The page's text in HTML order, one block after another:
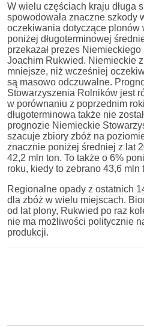
W wielu częściach kraju długa
spowodowała znaczne szkody
oczekiwania dotyczące plonów
poniżej długoterminowej
przekazał prezes
Joachim Rukwied. Niemieckie
mniejsze, niż wcześniej
są masowo odczuwalne.
Stowarzyszenia Rolników jest
w porównaniu z poprzednim
długoterminowa także nie
prognozie Niemieckie
szacuje zbiory zbóż na
znacznie poniżej średniej z lat
42,2 mln ton. To także o 6%
roku, kiedy to zebrano 43,6 mln
Regionalne opady z ostatnich
dla zbóż w wielu miejscach.
od lat plony, Rukwied po raz
nie ma możliwości politycznie
produkcji.